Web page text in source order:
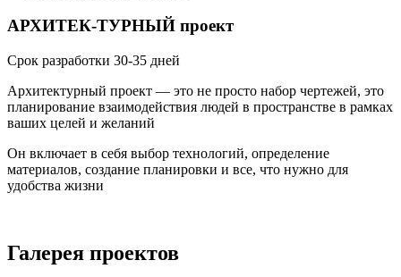
АРХИТЕК-ТУРНЫЙ проект
Срок разработки 30-35 дней
Архитектурный проект — это не просто набор чертежей, это
планирование взаимодействия людей в пространстве в рамках
ваших целей и желаний
Он включает в себя выбор технологий, определение
материалов, создание планировки и все, что нужно для
удобства жизни
Галерея проектов